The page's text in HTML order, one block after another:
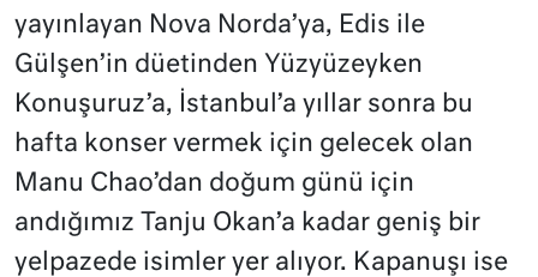
yayınlayan Nova Norda’ya, Edis ile
Gülşen’in düetinden Yüzyüzeyken
Konuşuruz’a, İstanbul’a yıllar sonra bu
hafta konser vermek için gelecek olan
Manu Chao’dan doğum günü için
andığımız Tanju Okan’a kadar geniş bir
yelpazede isimler yer alıyor. Kapanuşı ise